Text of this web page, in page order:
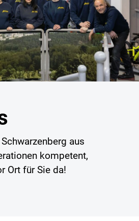
aus
kompetent,
Ort für Sie da!